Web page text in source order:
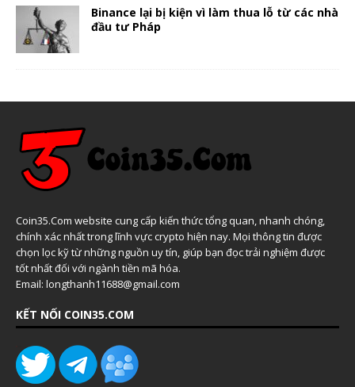
Binance lại bị kiện vì làm thua lỗ từ các nhà
đầu tư Pháp
Coin35.Com website cung cấp kiến thức tổng quan, nhanh chóng,
chính xác nhất trong lĩnh vực crypto hiện nay. Mọi thông tin được
chọn lọc kỹ từ những nguồn uy tín, giúp bạn đọc trải nghiệm được
tốt nhất đối với ngành tiền mã hóa.
Email: longthanh11688@gmail.com
KẾT NỐI COIN35.COM